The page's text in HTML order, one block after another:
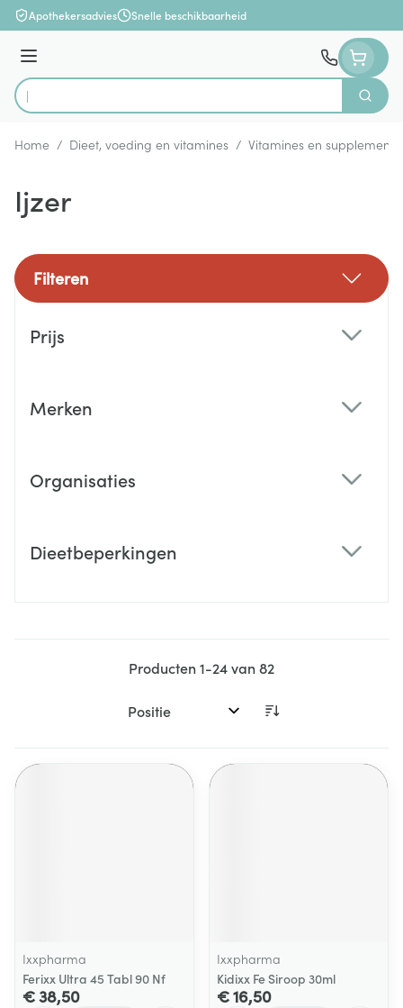
Ga naar de inhoud
Apothekersadvies Snelle beschikbaarheid
Menu
Product, merk, categorie...
Zoek
Home / Dieet, voeding en vitamines / Vitamines en
Ijzer
Filteren
Prijs
Merken
Organisaties
Dieetbeperkingen
Producten1-24van82
Sorteer op:
Ixxpharma
Ferixx Ultra 45 Tabl 90 Nf
€ 38,50
Ixxpharma
Kidixx Fe Siroop 30ml
€ 16,50